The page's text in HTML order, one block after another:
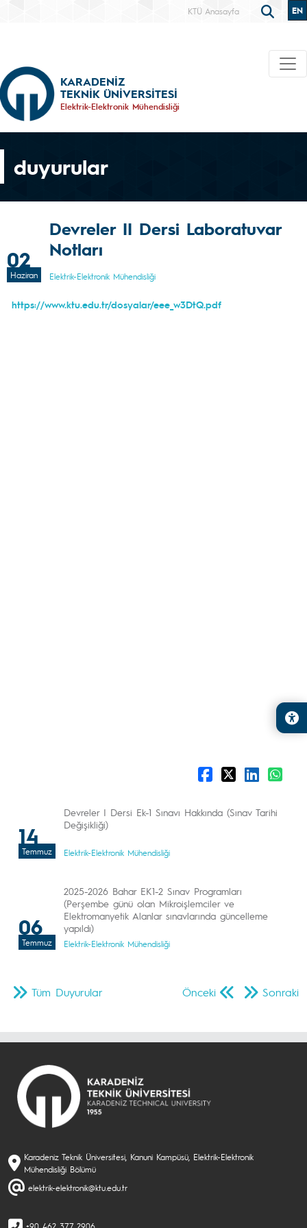
KTÜ Anasayfa EN
KARADENİZ
TEKNİK ÜNİVERSİTESİ
Elektrik-Elektronik Mühendisliği
duyurular
02
Haziran
Devreler II Dersi Laboratuvar
Notları
Elektrik-Elektronik Mühendisliği
https://www.ktu.edu.tr/dosyalar/eee_w3DtQ.pdf
14
Temmuz
Devreler I Dersi Ek-1 Sınavı Hakkında (Sınav Tarihi
Değişikliği)
Elektrik-Elektronik Mühendisliği
06
Temmuz
2025-2026 Bahar EK1-2 Sınav Programları
(Perşembe günü olan Mikroişlemciler ve
Elektromanyetik Alanlar sınavlarında güncelleme
yapıldı)
Elektrik-Elektronik Mühendisliği
Önceki Sonraki
Tüm Duyurular
Karadeniz Teknik Üniversitesi, Kanuni Kampüsü, Elektrik-Elektronik
Mühendisliği Bölümü
elektrik-elektronik@ktu.edu.tr